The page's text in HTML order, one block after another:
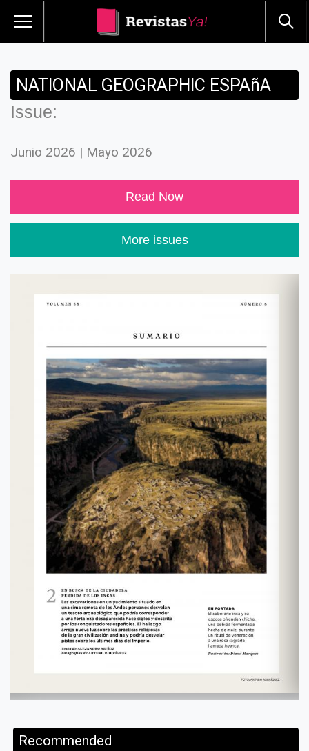
NATIONAL GEOGRAPHIC ESPAñA
Issue:
Junio 2026 | Mayo 2026
Read Now
More issues
Recommended